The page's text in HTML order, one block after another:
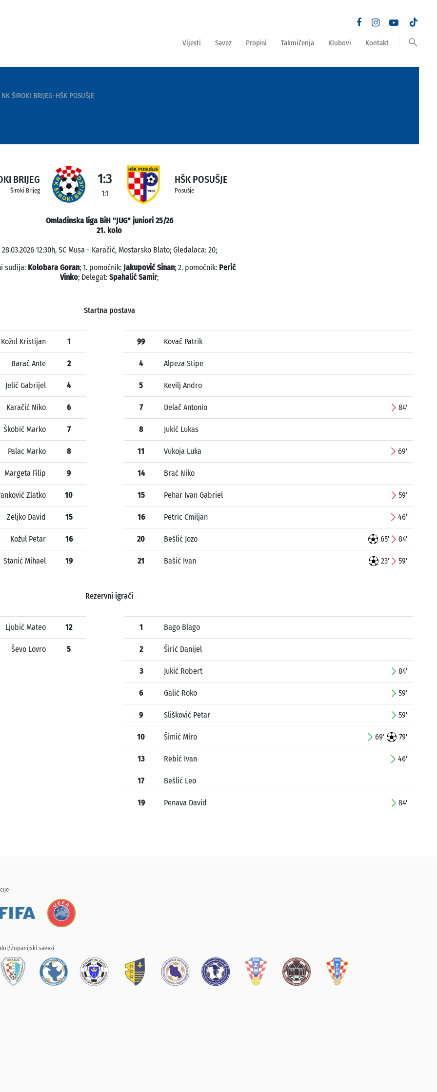
Vijesti Savez Propisi Takmičenja Klubovi Kontakt search
NK ŠIROKI BRIJEG-HŠK POSUŠJE
BRIJEG
Široki Brijeg
1:3
1:1
HŠK POSUŠJE
Posušje
Omladinska liga BiH "JUG" juniori 25/26
21. kolo
28.03.2026 12:30h, SC Musa - Karačić, Mostarsko Blato; Gledalaca: 20;
sudija: Kolobara Goran; 1. pomoćnik: Jakupović Sinan; 2. pomoćnik: Perić
Vinko; Delegat: Spahalić Samir;
Startna postava
Kožul Kristijan 1
Barać Ante 2
Jelić Gabrijel 4
Karačić Niko 6
Škobić Marko 7
Palac Marko 8
Margeta Filip 9
Zlatko 10
Zeljko David 15
Kožul Petar 16
Stanić Mihael 19
99 Kovač Patrik
4 Alpeza Stipe
5 Kevilj Andro
7 Delač Antonio 84'
8 Jukić Lukas
11 Vukoja Luka 69'
14 Brać Niko
15 Pehar Ivan Gabriel 59'
16 Petric Cmiljan 46'
20 Bešlić Jozo 65' 84'
21 Bašić Ivan 23' 59'
Rezervni igrači
Ljubić Mateo 12
Ševo Lovro 5
1 Bago Blago
2 Širić Danijel
3 Jukić Robert 84'
6 Galić Roko 59'
9 Slišković Petar 59'
10 Šimić Miro 69' 79'
13 Rebić Ivan 46'
17 Bešlić Leo
19 Penava David 84'
Županijski savezi